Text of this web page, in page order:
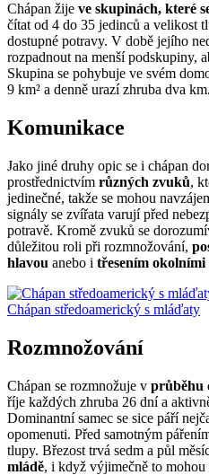
Chápan žije ve skupinách, které
čítat od 4 do 35 jedinců a velikost
dostupné potravy. V době jejího
rozpadnout na menší podskupiny,
Skupina se pohybuje ve svém
9 km² a denně urazí zhruba dva km.
Komunikace
Jako jiné druhy opic se i chápan
prostřednictvím různých zvuků,
jedinečné, takže se mohou
signály se zvířata varují před
potravě. Kromě zvuků se
důležitou roli při rozmnožování,
hlavou anebo i třesením okolními
Chápan středoamerický s mláďaty
Rozmnožování
Chápan se rozmnožuje v průběhu
říje každých zhruba 26 dní a
Dominantní samec se sice páří
opomenuti. Před samotným
tlupy. Březost trvá sedm a půl
mládě, i když výjimečně to mohou